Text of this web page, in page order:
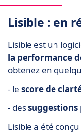
Lisible : en
Lisible est un
la performance
obtenez en
- le score de
- dessuggestions
Lisible a été